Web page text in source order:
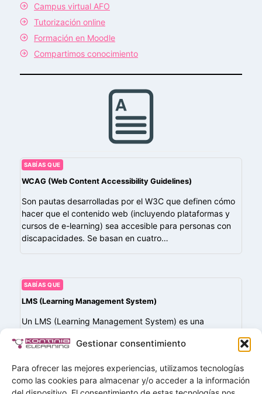
Gestionar consentimiento
Para ofrecer las mejores experiencias, utilizamos tecnologías
como las cookies para almacenar y/o acceder a la información
Campus virtual AFO
Tutorización online
Formación en Moodle
Compartimos conocimiento
SABÍAS QUE
WCAG (Web Content Accessibility Guidelines)
Son pautas desarrolladas por el W3C que definen cómo
hacer que el contenido web (incluyendo plataformas y
cursos de e-learning) sea accesible para personas con
discapacidades. Se basan en cuatro…
SABÍAS QUE
LMS (Learning Management System)
Un LMS (Learning Management System) es una
hacer seguimiento de cursos de formación a través de